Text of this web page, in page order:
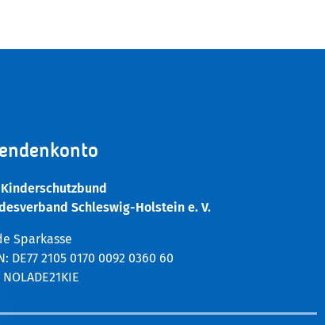
Kinderschutzbund
Schleswig-Holstein e. V.
Sparkasse
DE77 2105 0170 0092 0360 60
NOLADE21KIE